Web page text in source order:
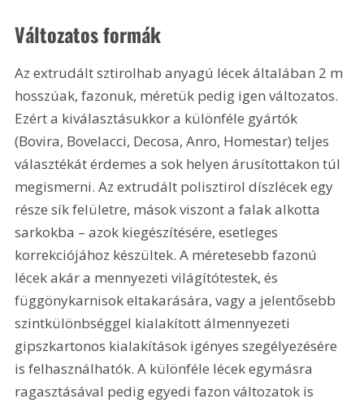
Változatos formák
Az extrudált sztirolhab anyagú lécek általában 2 m
hosszúak, fazonuk, méretük pedig igen változatos.
Ezért a kiválasztásukkor a különféle gyártók
(Bovira, Bovelacci, Decosa, Anro, Homestar) teljes
választékát érdemes a sok helyen árusítottakon túl
megismerni. Az extrudált polisztirol díszlécek egy
része sík felületre, mások viszont a falak alkotta
sarkokba – azok kiegészítésére, esetleges
korrekciójához készültek. A méretesebb fazonú
lécek akár a mennyezeti világítótestek, és
függönykarnisok eltakarására, vagy a jelentősebb
szintkülönbséggel kialakított álmennyezeti
gipszkartonos kialakítások igényes szegélyezésére
is felhasználhatók. A különféle lécek egymásra
ragasztásával pedig egyedi fazon változatok is